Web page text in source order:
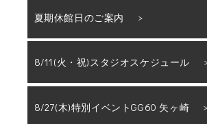
夏期休館日のご案内
8/11(火・祝)スタジオスケジュール
8/27(木)特別イベントGG60 矢ヶ崎